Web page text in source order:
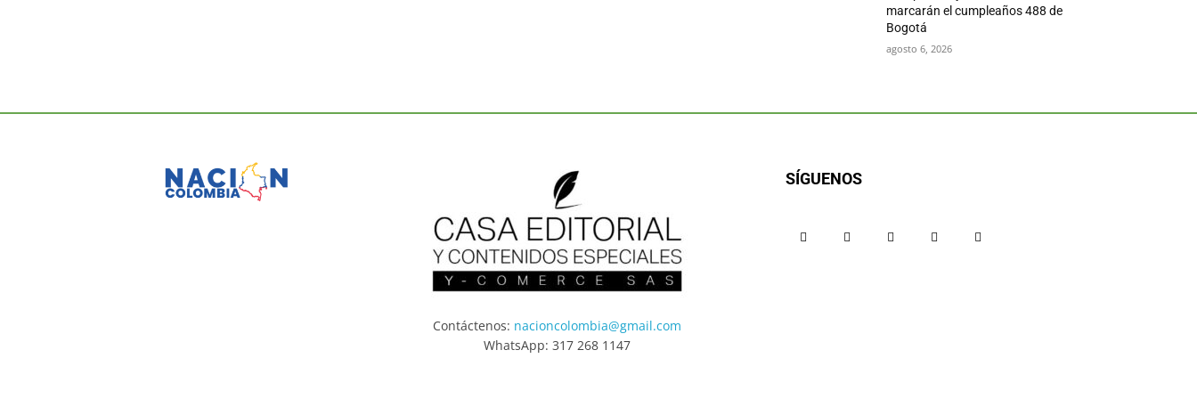
marcarán el cumpleaños 488 de
Bogotá
agosto 6, 2026
Contáctenos: nacioncolombia@gmail.com
WhatsApp: 317 268 1147
SÍGUENOS